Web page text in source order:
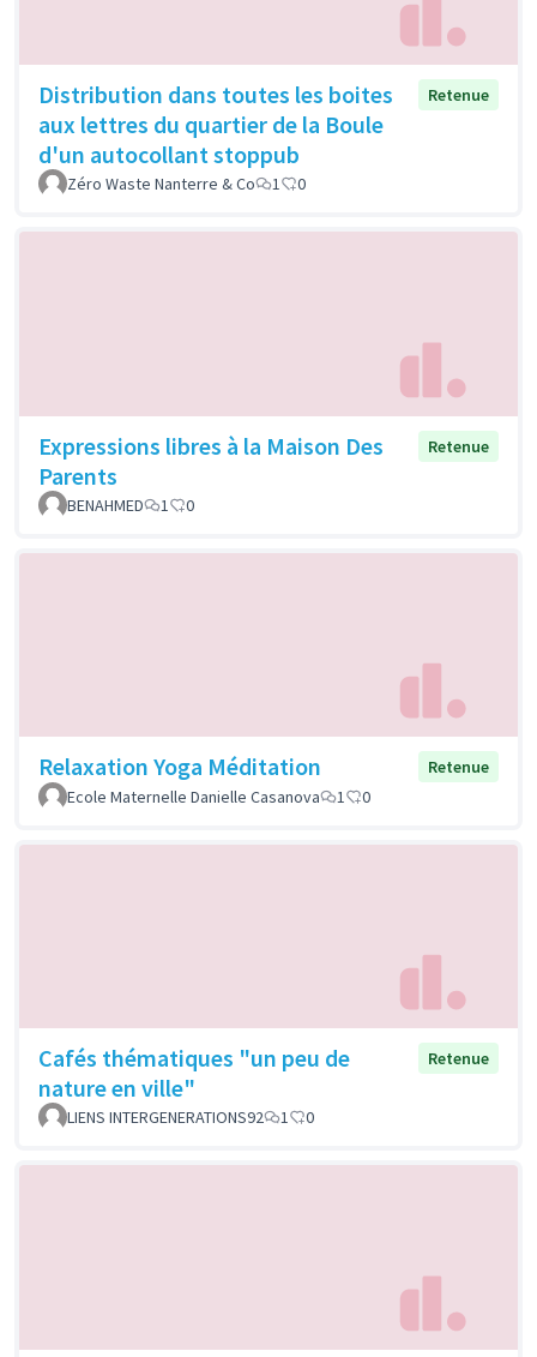
Distribution dans toutes les boites
aux lettres du quartier de la Boule
d'un autocollant stoppub
Retenue
Zéro Waste Nanterre & Co 1 0
Expressions libres à la Maison Des
Parents
Retenue
BENAHMED 1 0
Relaxation Yoga Méditation
Retenue
Ecole Maternelle Danielle Casanova
1 0
Cafés thématiques "un peu de
nature en ville"
Retenue
LIENS INTERGENERATIONS92 1 0